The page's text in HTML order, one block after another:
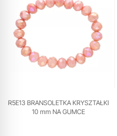
R5E13 BRANSOLETKA KRYSZTAŁKI
10 mm NA GUMCE